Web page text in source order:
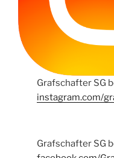
Grafschafter SG
instagram.com/
Grafschafter SG